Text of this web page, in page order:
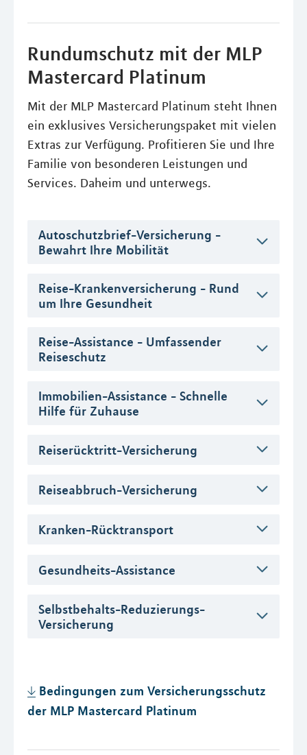
Rundumschutz mit der MLP
Mastercard Platinum
Mit der MLP Mastercard Platinum steht Ihnen
ein exklusives Versicherungspaket mit vielen
Extras zur Verfügung. Profitieren Sie und Ihre
Familie von besonderen Leistungen und
Services. Daheim und unterwegs.
Autoschutzbrief-Versicherung -
Bewahrt Ihre Mobilität
Reise-Krankenversicherung - Rund
um Ihre Gesundheit
Reise-Assistance - Umfassender
Reiseschutz
Immobilien-Assistance - Schnelle
Hilfe für Zuhause
Reiserücktritt-Versicherung
Reiseabbruch-Versicherung
Kranken-Rücktransport
Gesundheits-Assistance
Selbstbehalts-Reduzierungs-
Versicherung
Bedingungen zum Versicherungsschutz
der MLP Mastercard Platinum